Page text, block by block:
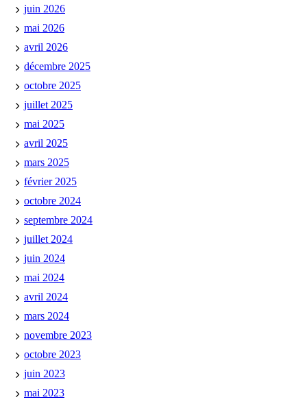
juin 2026
mai 2026
avril 2026
décembre 2025
octobre 2025
juillet 2025
mai 2025
avril 2025
mars 2025
février 2025
octobre 2024
septembre 2024
juillet 2024
juin 2024
mai 2024
avril 2024
mars 2024
novembre 2023
octobre 2023
juin 2023
mai 2023